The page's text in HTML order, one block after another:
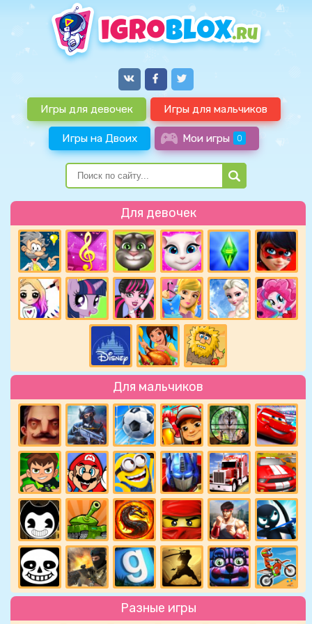
Игры для девочек Игры для мальчиков
Игры на Двоих Мои игры 0
Для девочек
Для мальчиков
Разные игры